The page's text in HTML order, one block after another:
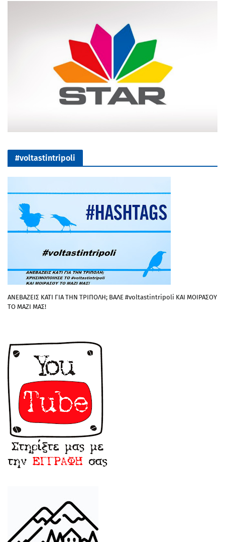
#voltastintripoli
ΑΝΕΒΑΖΕΙΣ ΚΑΤΙ ΓΙΑ ΤΗΝ ΤΡΙΠΟΛΗ; ΒΑΛΕ #voltastintripoli ΚΑΙ ΜΟΙΡΑΣΟΥ
ΤΟ ΜΑΖΙ ΜΑΣ!